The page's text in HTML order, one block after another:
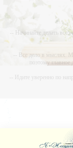
-- Начинайте делать
-- Все дело в мыслях.
поэтому
-- Идите уверенно по
никогда не
-- Люблю